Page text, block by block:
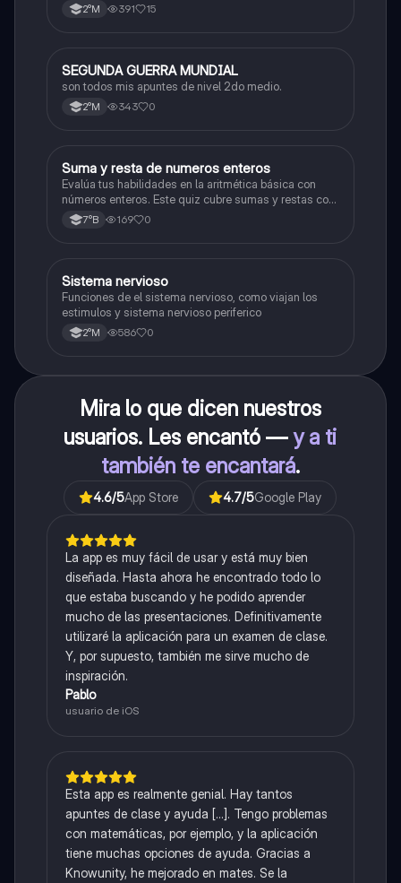
2°M 391 15
Historia
SEGUNDA GUERRA MUNDIAL
son todos mis apuntes de nivel 2do medio.
2°M 343 0
SMatemáticas
Suma y resta de numeros enteros
Evalúa tus habilidades en la aritmética básica con
números enteros. Este quiz cubre sumas y restas con
números positivos y negativos.
7°B 169 0
SBiología
Sistema nervioso
Funciones de el sistema nervioso, como viajan los
estimulos y sistema nervioso periferico
2°M 586 0
Mira lo que dicen nuestros
usuarios. Les encantó —y a ti
también te encantará.
4.6/5App Store 4.7/5Google Play
La app es muy fácil de usar y está muy bien
diseñada. Hasta ahora he encontrado todo lo
que estaba buscando y he podido aprender
mucho de las presentaciones. Definitivamente
utilizaré la aplicación para un examen de clase.
Y, por supuesto, también me sirve mucho de
inspiración.
Pablo
usuario de iOS
Esta app es realmente genial. Hay tantos
apuntes de clase y ayuda [...]. Tengo problemas
con matemáticas, por ejemplo, y la aplicación
tiene muchas opciones de ayuda. Gracias a
Knowunity, he mejorado en mates. Se la